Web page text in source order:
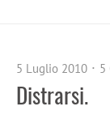
5 Luglio 2010 5
Distrarsi.